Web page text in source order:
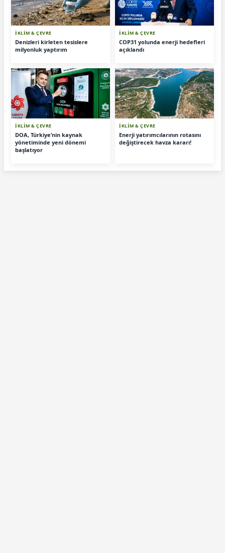
İKLİM & ÇEVRE
Denizleri kirleten tesislere
milyonluk yaptırım
İKLİM & ÇEVRE
COP31 yolunda enerji hedefleri
açıklandı
İKLİM & ÇEVRE
DOA, Türkiye’nin kaynak
yönetiminde yeni dönemi
başlatıyor
İKLİM & ÇEVRE
Enerji yatırımcılarının rotasını
değiştirecek havza kararı!